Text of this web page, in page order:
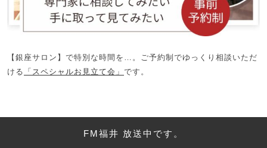
【銀座サロン】で特別な時間を…。ご予約制でゆっくり相談いただ
ける 「スペシャルお見立て会」 です。
FM福井 放送中です。